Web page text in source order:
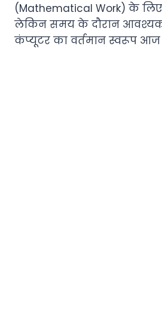
(Mathematical Work) के
लेकिन समय के दौरान आवश्यक
कंप्यूटर का वर्तमान स्वरूप आज